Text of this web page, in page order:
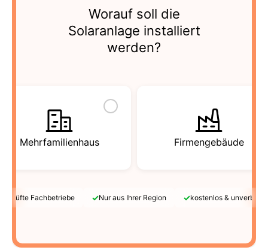
Worauf soll die
Solaranlage installiert
werden?
Mehrfamilienhaus Firmengebäude
Fachbetriebe ✓Nur aus Ihrer Region ✓kostenlos &